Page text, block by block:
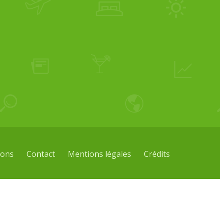
Contact Mentions légales Crédits